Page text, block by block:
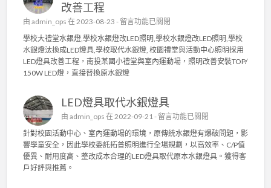
桃
園
市
店
家
L
D
節
能
標
章
燈
，
有
效
改
善
內
照
明
照
度
〉
改善工程
由 admin_ops 在 2023-08-23 - 在
〈
校
園
禮
堂
活
動
心
照
明
留言功能已關閉
學校大禮堂水銀燈,學校水銀燈改LED照明,學校水銀燈改LED照明,學校
水銀燈汰換成LED燈具,學校取代水銀燈, 校園禮堂與活動中心照明採用
LED燈具改善工程，南投某國小禮堂與室內運動場，照明改善安裝TOP/
150W LED燈，直接替換原水銀燈
LED燈具取代水銀燈具
由admin_ops 在 2022-09-21 - 在
〈
L
E
D
留言功能已關閉
針對校園活動中心、室內運動場的環境，原傳統水銀燈有爆破問題，影
響學童安全，因此學校委託拓普照明進行全場規劃，以高效率、C/P值
優異、耐用度高、整改成本合理的LED燈具取代原本水銀燈具。獲得客
戶好評與推薦。